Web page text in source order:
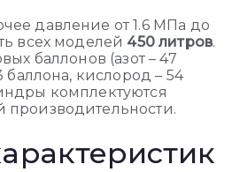
давление от 1.6 МПа до
всех моделей 450 литров.
баллонов (азот – 47
баллона, кислород – 54
комплектуются